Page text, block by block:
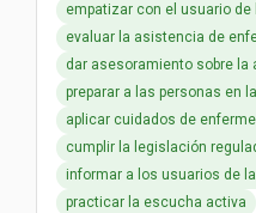
empatizar con el usuario
evaluar la asistencia de
dar asesoramiento sobre
preparar a las personas en
aplicar cuidados de
cumplir la legislación
informar a los usuarios de
practicar la escucha activa